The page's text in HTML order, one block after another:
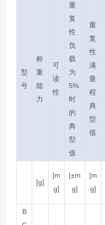
型
号
称
重
能
力
可
读
性
重
复
性
负
载
为
5%
时
的
典
型
值
重
复
性
满
量
程
典
型
值
[g]
[m
g]
[±m
g]
[m
g]
B